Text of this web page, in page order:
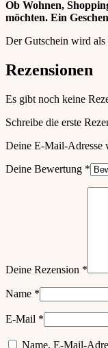
Ob Wohnen,
möchten. Ein
Der Gutschein wird als
Rezensionen
Es gibt noch keine
Schreibe die erste
Deine E-Mail-Adresse
Deine Bewertung *
Deine Rezension *
Name *
E-Mail *
Name, E-Mail-